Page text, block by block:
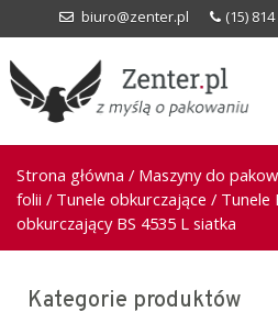
biuro@zenter.pl (15)
Strona główna / Maszyny do
folii / Tunele obkurczające / Tunele
obkurczający BS 4535 L siatka
Kategorie produktów